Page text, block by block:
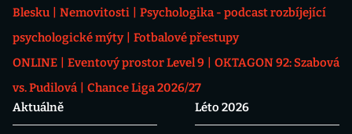
Blesku
Nemovitosti
Psychologika - podcast rozbíjející
psychologické mýty
Fotbalové přestupy
ONLINE
Eventový prostor Level 9
OKTAGON 92: Szabová
vs. Pudilová
Chance Liga 2026/27
Aktuálně
Léto 2026